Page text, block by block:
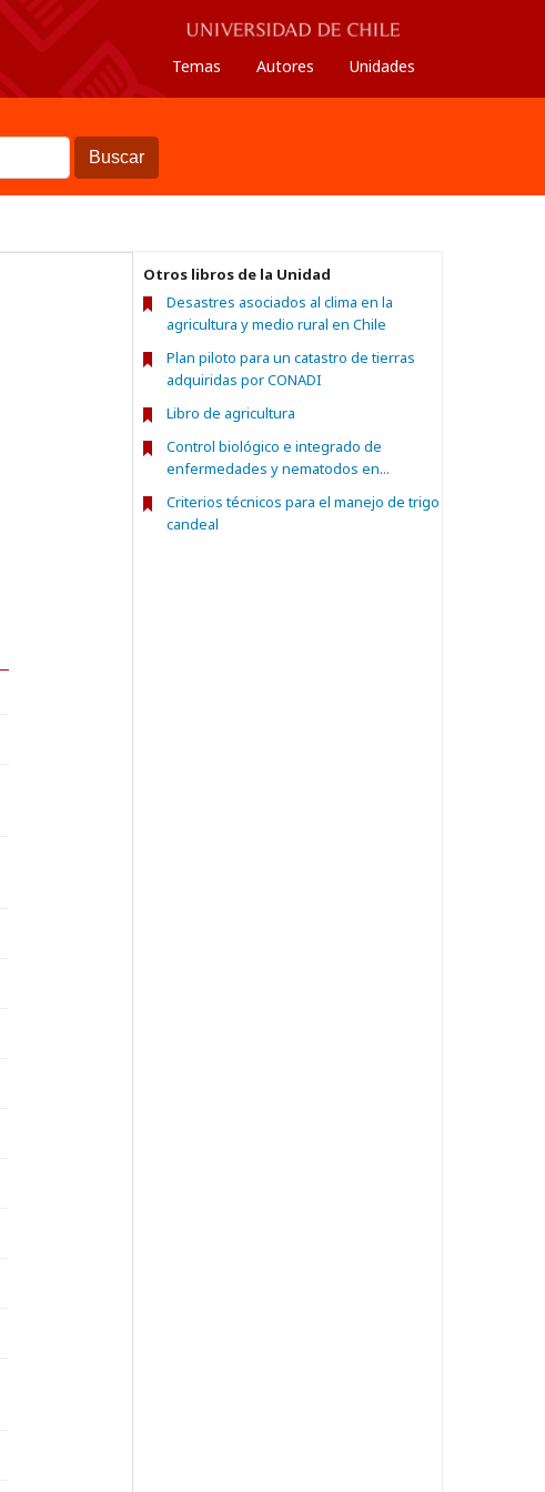
Temas Autores Unidades
Buscar
Otros libros de la Unidad
Desastres asociados al clima en la
agricultura y medio rural en Chile
Plan piloto para un catastro de tierras
adquiridas por CONADI
Libro de agricultura
Control biológico e integrado de
enfermedades y nematodos en...
Criterios técnicos para el manejo de trigo
candeal